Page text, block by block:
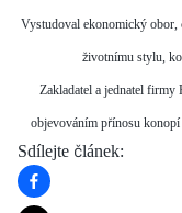
Vystudoval ekonomický obor,
životnímu stylu,
Zakladatel a jednatel
objevováním přínosu
Sdílejte článek: